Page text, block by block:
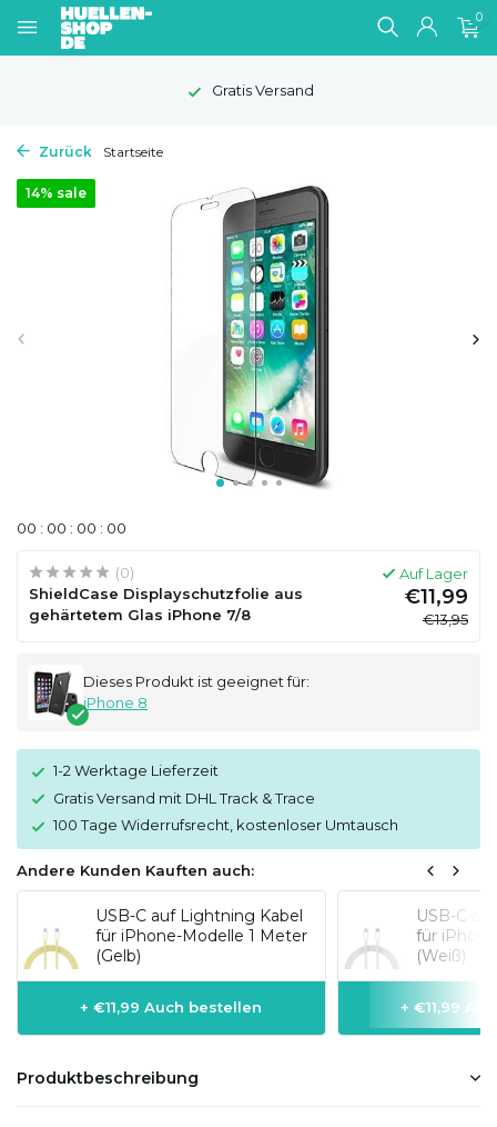
0
Gratis Versand
Zurück Startseite
14% sale
00 : 00 : 00 : 00
(0)
ShieldCase Displayschutzfolie aus
gehärtetem Glas iPhone 7/8
Auf Lager
€11,99
€13,95
Dieses Produkt ist geeignet für:
iPhone 8
1-2 Werktage Lieferzeit
Gratis Versand mit DHL Track & Trace
100 Tage Widerrufsrecht, kostenloser Umtausch
Andere Kunden Kauften auch:
USB-C auf Lightning Kabel
für iPhone-Modelle 1 Meter
(Gelb)
+ €11,99 Auch bestellen
USB-C
für
(Weiß)
+ €11,99
Produktbeschreibung